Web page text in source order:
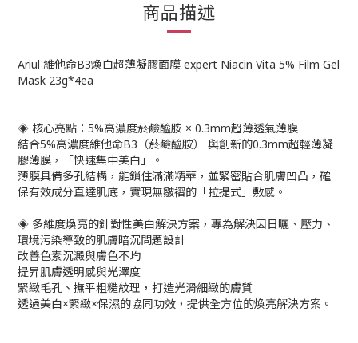
商品描述
Ariul 維他命B3煥白超薄凝膠面膜 expert Niacin Vita 5% Film Gel
Mask 23g*4ea
◈ 核心亮點：5%高濃度菸鹼醯胺 × 0.3mm超薄透氣薄膜
結合5%高濃度維他命B3（菸鹼醯胺） 與創新的0.3mm超輕薄凝
膠薄膜，「快速集中美白」。
薄膜具備多孔結構，能鎖住滿滿精華，並緊密貼合肌膚凹凸，確
保有效成分直達肌底，實現無皺褶的「拉提式」敷感。
◈ 多維度煥亮的針對性美白解決方案，專為解決因日曬、壓力、
環境污染導致的肌膚暗沉問題設計
改善色素沉澱與膚色不均
提昇肌膚透明感與光澤度
緊緻毛孔、撫平粗糙紋理，打造光滑細緻的膚質
透過美白×緊緻×保濕的協同功效，提供全方位的煥亮解決方案。